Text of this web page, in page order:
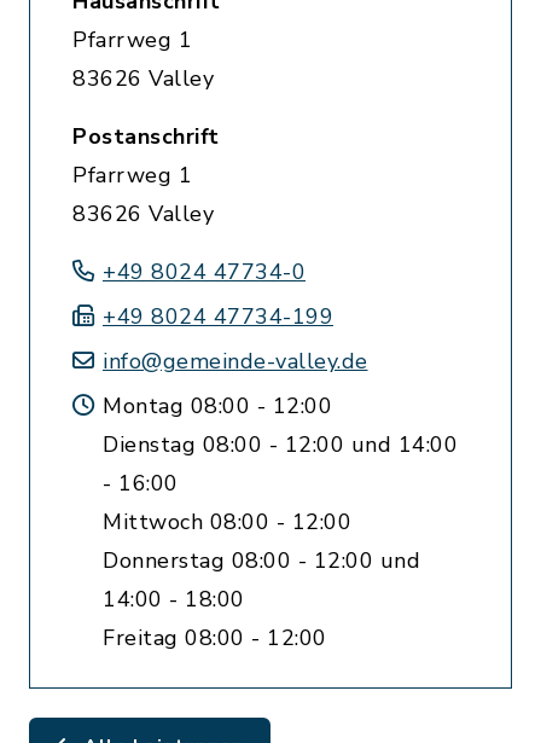
Pfarrweg 1
83626 Valley
Postanschrift
Pfarrweg 1
83626 Valley
+49 8024 47734-0
+49 8024 47734-199
info@gemeinde-valley.de
Montag 08:00 - 12:00
Dienstag 08:00 - 12:00 und 14:00
- 16:00
Mittwoch 08:00 - 12:00
Donnerstag 08:00 - 12:00 und
14:00 - 18:00
Freitag 08:00 - 12:00